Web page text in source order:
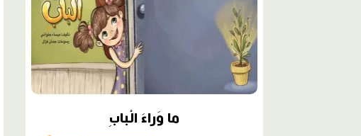
ما وَراءَ الْبابِ